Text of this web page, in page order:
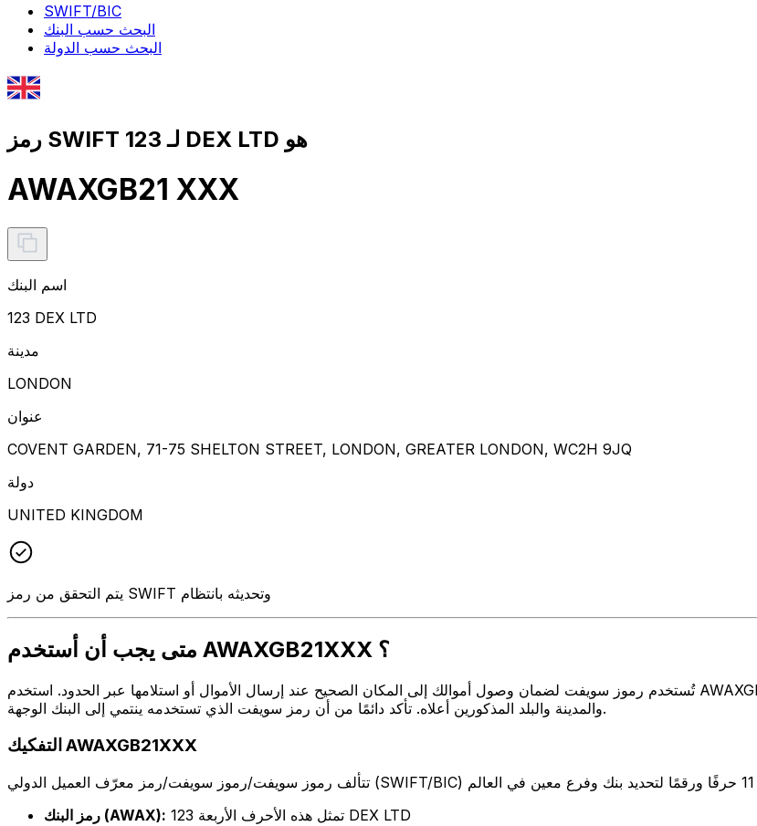
SWIFT/BIC
البحث حسب البنك
البحث حسب الدولة
رمز SWIFT لـ 123 DEX LTD هو
AWAXGB21 XXX
اسم البنك
123 DEX LTD
مدينة
LONDON
عنوان
COVENT GARDEN, 71-75 SHELTON STREET, LONDON, GREATER LONDON, WC2H 9JQ
دولة
UNITED KINGDOM
يتم التحقق من رمز SWIFT وتحديثه بانتظام
متى يجب أن أستخدم AWAXGB21XXX ؟
تُستخدم رموز سويفت لضمان وصول أموالك إلى المكان الصحيح عند إرسال الأموال أو استلامها عبر الحدود. استخدم AWAXGB21XXX عندما تريد إرسال بريد إلكتروني إلى 123 DEX LTD على العنوان
والمدينة والبلد المذكورين أعلاه. تأكد دائمًا من أن رمز سويفت الذي تستخدمه ينتمي إلى البنك الوجهة.
التفكيك AWAXGB21XXX
رمز البنك (AWAX):
تمثل هذه الأحرف الأربعة 123 DEX LTD